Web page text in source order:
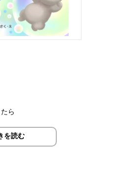
ら
は、だれかな？
風呂が嫌いな子、シャワーが苦
を読む